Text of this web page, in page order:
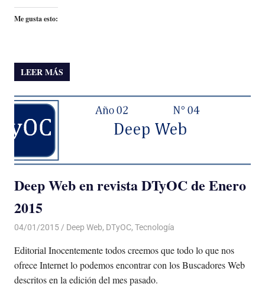
Me gusta esto:
LEER MÁS
Deep Web en revista DTyOC de Enero
2015
04/01/2015 Luis Castellanos
Deep Web, DTyOC, Tecnología
Editorial Inocentemente todos creemos que todo lo que nos
ofrece Internet lo podemos encontrar con los Buscadores Web
descritos en la edición del mes pasado.